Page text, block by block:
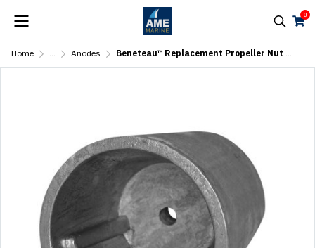
0
Home ... Anodes Beneteau™ Replacement Propeller Nut Anodes